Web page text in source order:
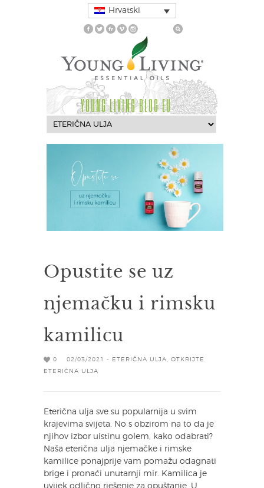
Hrvatski
YOUNG LIVING BLOG EU
Opustite se uz
njemačku i rimsku
kamilicu
0 02/03/2021 - ETERIČNA ULJA
OTKRIJTE
ETERIČNA ULJA
Eterična ulja sve su popularnija u svim
krajevima svijeta. No s obzirom na to da je
njihov izbor uistinu golem, kako odabrati?
Naša eterična ulja njemačke i rimske
kamilice ponajprije vam pomažu odagnati
brige i pronaći unutarnji mir. Kamilica je
uvijek odlično rješenje za opuštanje. U